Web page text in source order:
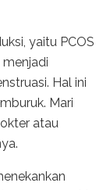
yaitu PCOS
Hal ini
Mari
atau